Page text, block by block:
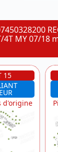
4T MY 07/18
15
d'origine